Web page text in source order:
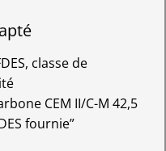
classe de
CEM II/C-M 42,5
fournie”